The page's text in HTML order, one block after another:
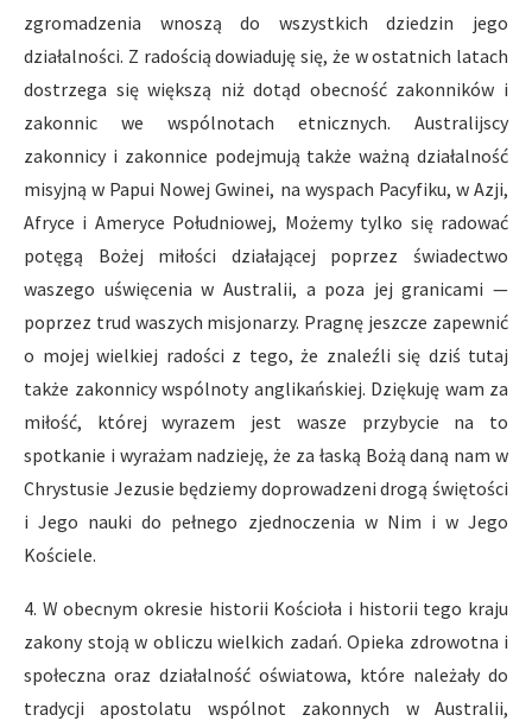
zgromadzenia wnoszą do wszystkich dziedzin jego
działalności. Z radością dowiaduję się, że w ostatnich latach
dostrzega się większą niż dotąd obecność zakonników i
zakonnic we wspólnotach etnicznych. Australijscy
zakonnicy i zakonnice podejmują także ważną działalność
misyjną w Papui Nowej Gwinei, na wyspach Pacyfiku, w Azji,
Afryce i Ameryce Południowej, Możemy tylko się radować
potęgą Bożej miłości działającej poprzez świadectwo
waszego uświęcenia w Australii, a poza jej granicami —
poprzez trud waszych misjonarzy. Pragnę jeszcze zapewnić
o mojej wielkiej radości z tego, że znaleźli się dziś tutaj
także zakonnicy wspólnoty anglikańskiej. Dziękuję wam za
miłość, której wyrazem jest wasze przybycie na to
spotkanie i wyrażam nadzieję, że za łaską Bożą daną nam w
Chrystusie Jezusie będziemy doprowadzeni drogą świętości
i Jego nauki do pełnego zjednoczenia w Nim i w Jego
Kościele.
4. W obecnym okresie historii Kościoła i historii tego kraju
zakony stoją w obliczu wielkich zadań. Opieka zdrowotna i
społeczna oraz działalność oświatowa, które należały do
tradycji apostolatu wspólnot zakonnych w Australii,